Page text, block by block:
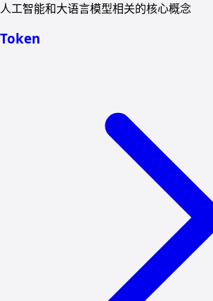
人工智能和大语言模型相关的核心概念
Token